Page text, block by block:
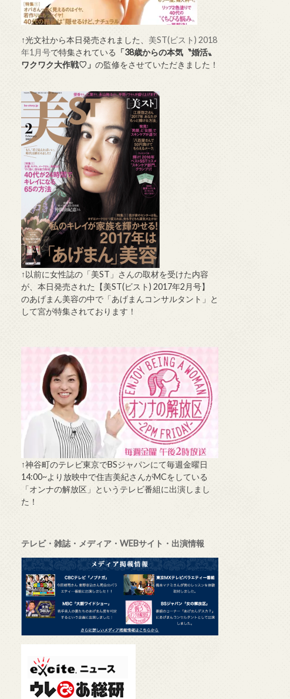
↑光文社から本日発売されました、 美ST(ビスト) 2018
年1月号で特集されている 「38歳からの本気〝婚活〟
ワクワク大作戦♡」 の監修をさせていただきました！
↑以前に女性誌の「美ST」さんの取材を受けた内容
が、本日発売された【美ST(ビスト) 2017年2月号】
のあげまん美容の中で「あげまんコンサルタント」と
して宮が特集されております！
↑神谷町のテレビ東京でBSジャパンにて毎週金曜日
14:00~より放映中で住吉美紀さんがMCをしている
「オンナの解放区」というテレビ番組に出演しまし
た！
テレビ・雑誌・メディア・WEBサイト・出演情報